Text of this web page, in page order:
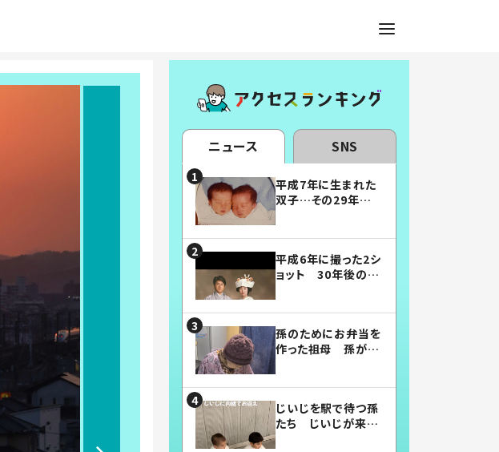
ニュース SNS
平成7年に生まれた
双子…その29年後
平成6年に撮った2シ
ョット 30年後の姿
孫のためにお弁当を
作った祖母 孫が絶
じいじを駅で待つ孫
たち じいじが来た